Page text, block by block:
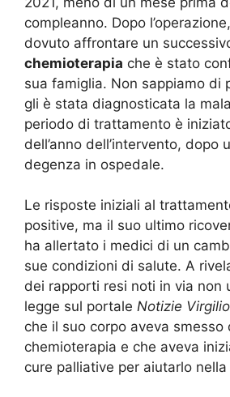
compleanno. Dopo
dovuto affrontare un
chemioterapia che è stato
sua famiglia. Non sappiamo di
gli è stata diagnosticata la
periodo di trattamento è
dell’anno dell’intervento, dopo
degenza in ospedale.
Le risposte iniziali al
positive, ma il suo ultimo
ha allertato i medici di un
sue condizioni di salute. A
dei rapporti resi noti in via non
legge sul portale Notizie Virgilio
che il suo corpo aveva smesso
chemioterapia e che aveva
cure palliative per aiutarlo